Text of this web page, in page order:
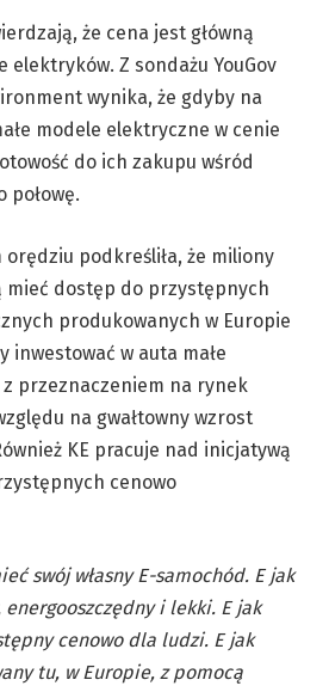
że cena jest główną
Z sondażu YouGov
wynika, że gdyby na
modele elektryczne w cenie
do ich zakupu wśród
połowę.
orędziu podkreśliła, że miliony
mieć dostęp do przystępnych
produkowanych w Europie
inwestować w auta małe
przeznaczeniem na rynek
na gwałtowny wzrost
KE pracuje nad inicjatywą
cenowo
swój własny E-samochód. E jak
energooszczędny i lekki. E jak
cenowo dla ludzi. E jak
tu, w Europie, z pomocą